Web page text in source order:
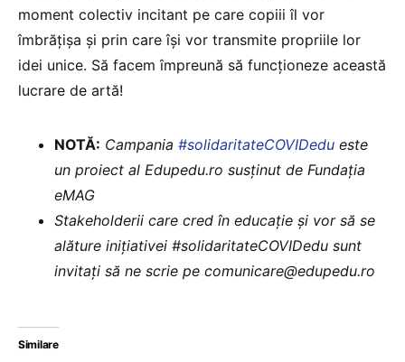
moment colectiv incitant pe care copiii îl vor
îmbrățișa și prin care își vor transmite propriile lor
idei unice. Să facem împreună să funcționeze această
lucrare de artă!
NOTĂ: Campania #solidaritateCOVIDedu este
un proiect al Edupedu.ro susținut de Fundația
eMAG
Stakeholderii care cred în educație și vor să se
alăture inițiativei #solidaritateCOVIDedu sunt
invitați să ne scrie pe comunicare@edupedu.ro
Similare